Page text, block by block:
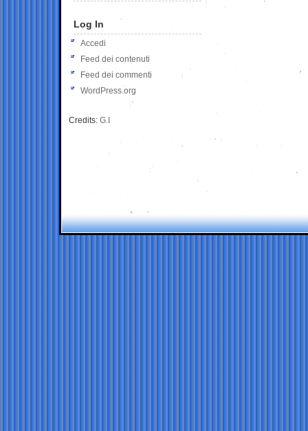
Log In
Accedi
Feed dei contenuti
Feed dei commenti
WordPress.org
Credits: G.I